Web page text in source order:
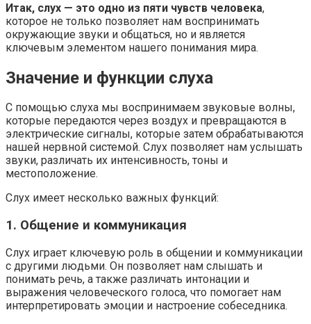
Итак, слух — это одно из пяти чувств человека,
которое не только позволяет нам воспринимать
окружающие звуки и общаться, но и является
ключевым элементом нашего понимания мира.
Значение и функции слуха
С помощью слуха мы воспринимаем звуковые волны,
которые передаются через воздух и превращаются в
электрические сигналы, которые затем обрабатываются
нашей нервной системой. Слух позволяет нам услышать
звуки, различать их интенсивность, тоны и
местоположение.
Слух имеет несколько важных функций:
1. Общение и коммуникация
Слух играет ключевую роль в общении и коммуникации
с другими людьми. Он позволяет нам слышать и
понимать речь, а также различать интонации и
выражения человеческого голоса, что помогает нам
интерпретировать эмоции и настроение собеседника.